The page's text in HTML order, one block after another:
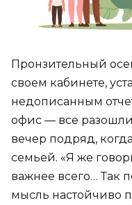
Пронзительный
своем кабинете,
недописанным
офис — все
вечер подряд,
семьей. «Я же
важнее всего… Так
мысль настойчиво